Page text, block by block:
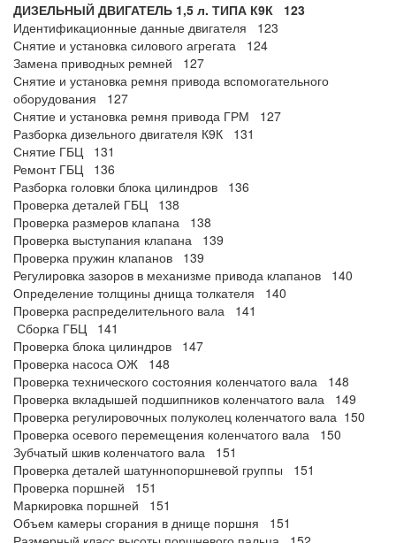
ДИЗЕЛЬНЫЙ ДВИГАТЕЛЬ 1,5 л. ТИПА К9К 123
Идентификационные данные двигателя 123
Снятие и установка силового агрегата 124
Замена приводных ремней 127
Снятие и установка ремня привода вспомогательного
оборудования 127
Снятие и установка ремня привода ГРМ 127
Разборка дизельного двигателя К9К 131
Снятие ГБЦ 131
Ремонт ГБЦ 136
Разборка головки блока цилиндров 136
Проверка деталей ГБЦ 138
Проверка размеров клапана 138
Проверка выступания клапана 139
Проверка пружин клапанов 139
Регулировка зазоров в механизме привода клапанов 140
Определение толщины днища толкателя 140
Проверка распределительного вала 141
Сборка ГБЦ 141
Проверка блока цилиндров 147
Проверка насоса ОЖ 148
Проверка технического состояния коленчатого вала 148
Проверка вкладышей подшипников коленчатого вала 149
Проверка регулировочных полуколец коленчатого вала 150
Проверка осевого перемещения коленчатого вала 150
Зубчатый шкив коленчатого вала 151
Проверка деталей шатуннопоршневой группы 151
Проверка поршней 151
Маркировка поршней 151
Объем камеры сгорания в днище поршня 151